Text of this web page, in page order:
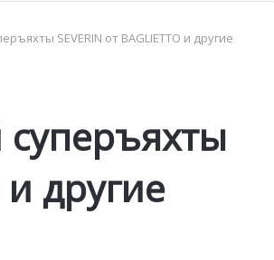
SEVERIN от BAGLIETTO и другие
и другие